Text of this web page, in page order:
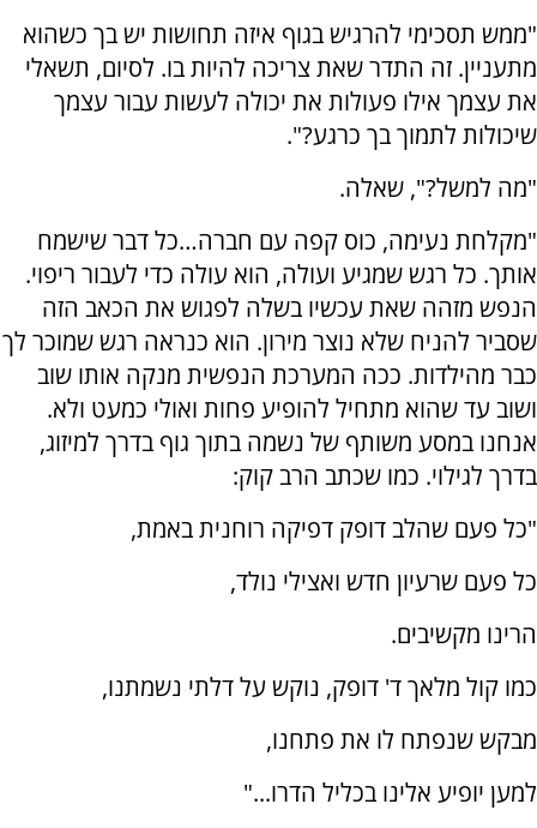
"ממש תסכימי להרגיש בגוף איזה תחושות יש בך כשהוא
מתעניין. זה התדר שאת צריכה להיות בו. לסיום, תשאלי
את עצמך אילו פעולות את יכולה לעשות עבור עצמך
שיכולות לתמוך בך כרגע?".
"מה למשל?", שאלה.
"מקלחת נעימה, כוס קפה עם חברה…כל דבר שישמח
אותך. כל רגש שמגיע ועולה, הוא עולה כדי לעבור ריפוי.
הנפש מזהה שאת עכשיו בשלה לפגוש את הכאב הזה
שסביר להניח שלא נוצר מירון. הוא כנראה רגש שמוכר לך
כבר מהילדות. ככה המערכת הנפשית מנקה אותו שוב
ושוב עד שהוא מתחיל להופיע פחות ואולי כמעט ולא.
אנחנו במסע משותף של נשמה בתוך גוף בדרך למיזוג,
בדרך לגילוי. כמו שכתב הרב קוק:
"כל פעם שהלב דופק דפיקה רוחנית באמת,
כל פעם שרעיון חדש ואצילי נולד,
הרינו מקשיבים.
כמו קול מלאך ד' דופק, נוקש על דלתי נשמתנו,
מבקש שנפתח לו את פתחנו,
למען יופיע אלינו בכליל הדרו..."